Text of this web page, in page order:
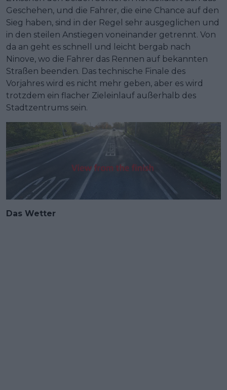
Geschehen, und die Fahrer, die eine Chance auf den
Sieg haben, sind in der Regel sehr ausgeglichen und
in den steilen Anstiegen voneinander getrennt. Von
da an geht es schnell und leicht bergab nach
Ninove, wo die Fahrer das Rennen auf bekannten
Straßen beenden. Das technische Finale des
Vorjahres wird es nicht mehr geben, aber es wird
trotzdem ein flacher Zieleinlauf außerhalb des
Stadtzentrums sein.
Das Wetter